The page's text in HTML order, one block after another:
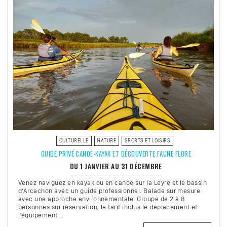
CULTURELLE NATURE SPORTS ET LOISIRS
GUIDE PRIVÉ CANOË-KAYAK ET DÉCOUVERTE FAUNE FLORE
DU 1 JANVIER AU 31 DÉCEMBRE
Venez naviguez en kayak ou en canoë sur la Leyre et le bassin
d’Arcachon avec un guide professionnel. Balade sur mesure
avec une approche environnementale. Groupe de 2 à 8
personnes sur réservation, le tarif inclus le déplacement et
l’équipement …